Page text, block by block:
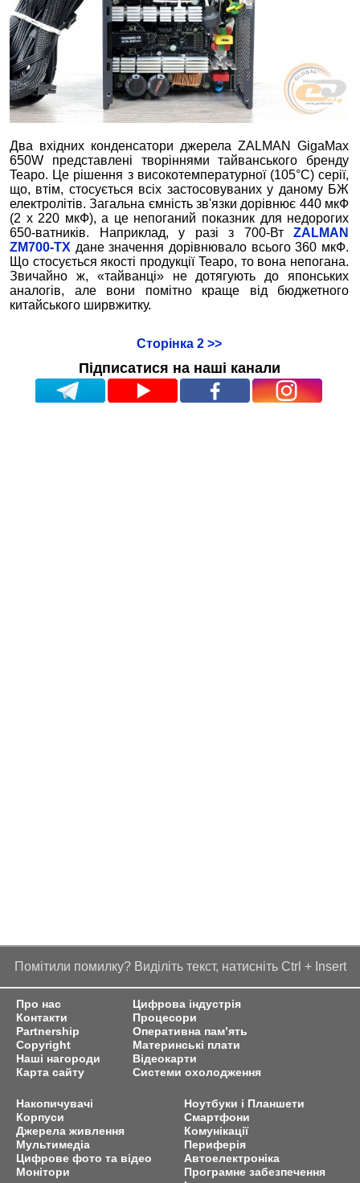
Два вхідних конденсатори джерела ZALMAN GigaMax
650W представлені творіннями тайванського бренду
Teapo. Це рішення з високотемпературної (105°C) серії,
що, втім, стосується всіх застосовуваних у даному БЖ
електролітів. Загальна ємність зв'язки дорівнює 440 мкФ
(2 х 220 мкФ), а це непоганий показник для недорогих
650-ватників. Наприклад, у разі з 700-ВтZALMAN
ZM700-TX дане значення дорівнювало всього 360 мкФ.
Що стосується якості продукції Teapo, то вона непогана.
Звичайно ж, «тайванці» не дотягують до японських
аналогів, але вони помітно краще від бюджетного
китайського ширвжитку.
Сторінка 2 >>
Підписатися на наші канали
Помітили помилку? Виділіть текст, натисніть Ctrl + Insert
Про нас
Контакти
Partnership
Copyright
Наші нагороди
Карта сайту
Цифрова індустрія
Процесори
Оперативна пам’ять
Материнські плати
Відеокарти
Системи охолодження
Накопичувачі
Корпуси
Джерела живлення
Мультимедіа
Цифрове фото та відео
Монітори
Ноутбуки і Планшети
Смартфони
Комунікації
Периферія
Автоелектроніка
Програмне забезпечення